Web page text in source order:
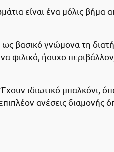
είναι ένα μόλις βήμα
βασικό γνώμονα τη
φιλικό, ήσυχο περιβάλλον,
ιδιωτικό μπαλκόνι,
ανέσεις διαμονής